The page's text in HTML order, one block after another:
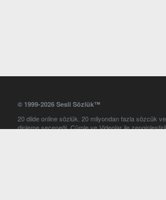
© 1999-2026 Sesli Sözlük™
20 dilde online sözlük. 20 milyondan fazla sözcük ve
dinleme seçeneği. Cümle ve Videolar ile